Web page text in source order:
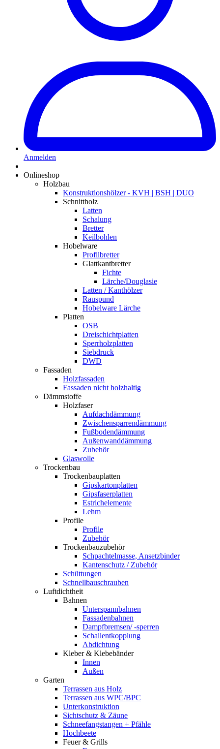
Anmelden
Onlineshop
Holzbau
Konstruktionshölzer - KVH | BSH | DUO
Schnittholz
Latten
Schalung
Bretter
Keilbohlen
Hobelware
Profilbretter
Glattkantbretter
Fichte
Lärche/Douglasie
Latten / Kanthölzer
Rauspund
Hobelware Lärche
Platten
OSB
Dreischichtplatten
Sperrholzplatten
Siebdruck
DWD
Fassaden
Holzfassaden
Fassaden nicht holzhaltig
Dämmstoffe
Holzfaser
Aufdachdämmung
Zwischensparrendämmung
Fußbodendämmung
Außenwanddämmung
Zubehör
Glaswolle
Trockenbau
Trockenbauplatten
Gipskartonplatten
Gipsfaserplatten
Estrichelemente
Lehm
Profile
Profile
Zubehör
Trockenbauzubehör
Schpachtelmasse, Ansetzbinder
Kantenschutz / Zubehör
Schüttungen
Schnellbauschrauben
Luftdichtheit
Bahnen
Unterspannbahnen
Fassadenbahnen
Dampfbremsen/ -sperren
Schallentkopplung
Abdichtung
Kleber & Klebebänder
Innen
Außen
Garten
Terrassen aus Holz
Terrassen aus WPC/BPC
Unterkonstruktion
Sichtschutz & Zäune
Schneefangstangen + Pfähle
Hochbeete
Feuer & Grills